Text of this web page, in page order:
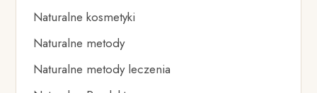
Naturalne kosmetyki
Naturalne metody
Naturalne metody leczenia